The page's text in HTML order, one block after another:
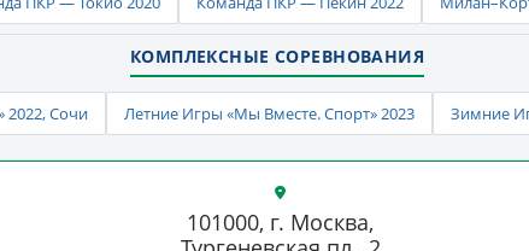
КОМПЛЕКСНЫЕ СОРЕВНОВАНИЯ
2022, Сочи Летние Игры «Мы Вместе. Спорт» 2023 Зимние
101000, г. Москва,